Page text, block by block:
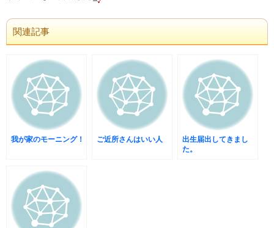
関連記事
我が家のモーニング！ ご近所さんはいい人
出生届出してきまし
た。